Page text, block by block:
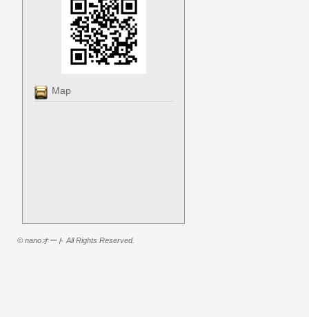
Map
© nanoオート All Rights Reserved.